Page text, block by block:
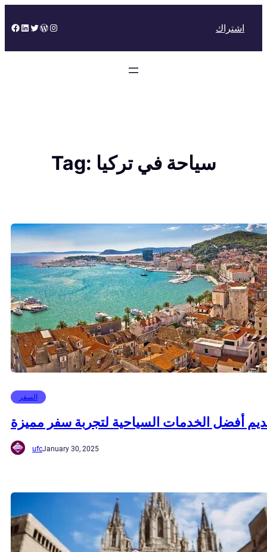
to
Facebook
LinkedIn
Twitter
WordPress
Instagram اشتراك
Tag: سياحة في تركيا
السفر
أفضل الخدمات السياحية لتجربة سفر مميزة
ufcJanuary 30, 2025